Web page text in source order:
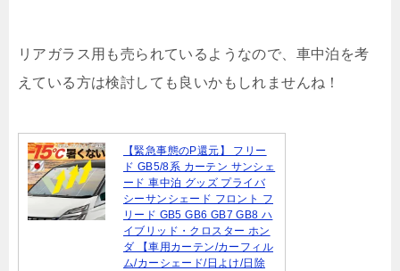
リアガラス用も売られているようなので、車中泊を考
えている方は検討しても良いかもしれませんね！
【緊急事態のP還元】 フリー
ド GB5/8系 カーテン サンシェ
ード 車中泊 グッズ プライバ
シーサンシェード フロント フ
リード GB5 GB6 GB7 GB8 ハ
イブリッド・クロスター ホン
ダ 【車用カーテン/カーフィル
ム/カーシェード/日よけ/日除